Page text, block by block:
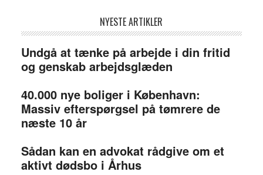
NYESTE ARTIKLER
Undgå at tænke på arbejde i din fritid
og genskab arbejdsglæden
40.000 nye boliger i København:
Massiv efterspørgsel på tømrere de
næste 10 år
Sådan kan en advokat rådgive om et
aktivt dødsbo i Århus